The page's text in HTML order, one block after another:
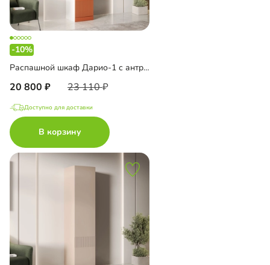
-10%
Распашной шкаф Дарио-1 с антресолью
20 800 23 110
Доступно для доставки
В корзину